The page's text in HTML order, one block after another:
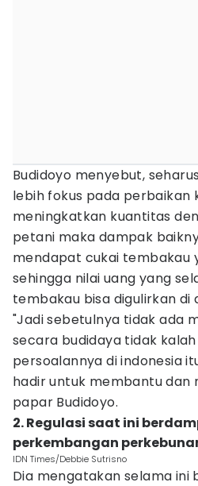
Budidoyo menyebut,
lebih fokus pada perbaikan
meningkatkan kuantitas
petani maka dampak
mendapat cukai tembakau
sehingga nilai uang yang
tembakau bisa digulirkan di
"Jadi sebetulnya tidak ada
secara budidaya tidak
persoalannya di indonesia
hadir untuk membantu dan
papar Budidoyo.
2. Regulasi saat ini
perkembangan
IDN Times/Debbie Sutrisno
Dia mengatakan selama ini